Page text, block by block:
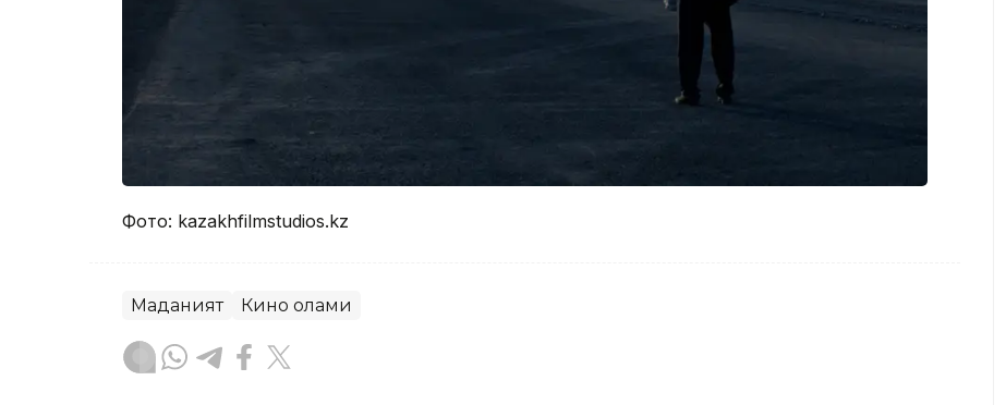
Фото: kazakhfilmstudios.kz
Маданият Кино олами